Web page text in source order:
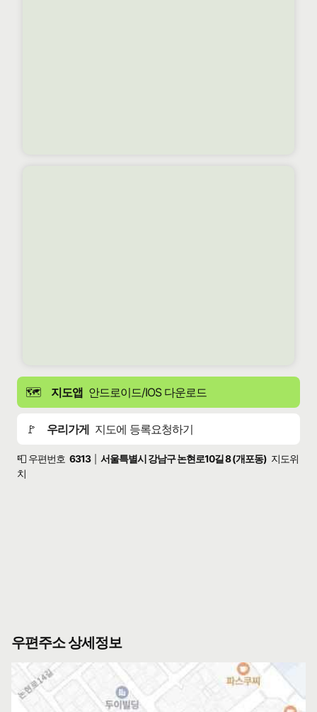
🗺️ 지도앱 안드로이드/IOS 다운로드
🚩 우리가게 지도에 등록요청하기
📮 우편번호 6313 서울특별시 강남구 논현로10길 8 (개포동) 지도위
치
우편주소 상세정보